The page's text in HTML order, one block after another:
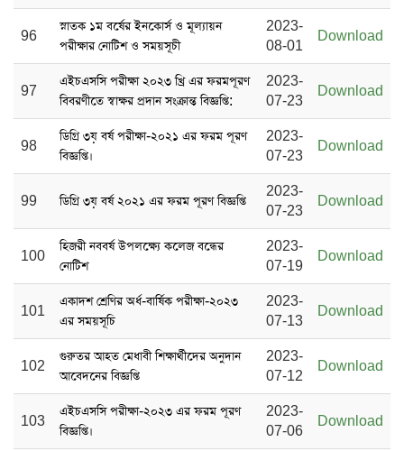
96
স্নাতক ১ম বর্ষের ‍ইনকোর্স ও মূল্যায়ন
পরীক্ষার নোটিশ ও সময়সূচী
2023-
08-01
Download
97
এইচএসসি পরীক্ষা ২০২৩ খ্রি এর ফরমপূরণ
বিবরণীতে স্বাক্ষর প্রদান সংক্রান্ত বিজ্ঞপ্তি:
2023-
07-23
Download
98
ডিগ্রি ৩য় বর্ষ পরীক্ষা-২০২১ এর ফরম পূরণ
বিজ্ঞপ্তি।
2023-
07-23
Download
99 ডিগ্রি ৩য় বর্ষ ২০২১ এর ফরম পূরণ বিজ্ঞপ্তি
2023-
07-23
Download
100
হিজরী নববর্ষ উপলক্ষ্যে কলেজ বন্ধের
নোটিশ
2023-
07-19
Download
101
একাদশ শ্রেণির অর্ধ-বার্ষিক পরীক্ষা-২০২৩
এর সময়সূচি
2023-
07-13
Download
102
গুরুতর আহত মেধাবী শিক্ষার্থীদের অনুদান
আবেদনের বিজ্ঞপ্তি
2023-
07-12
Download
103
এইচএসসি পরীক্ষা-২০২৩ এর ফরম পূরণ
বিজ্ঞপ্তি।
2023-
07-06
Download